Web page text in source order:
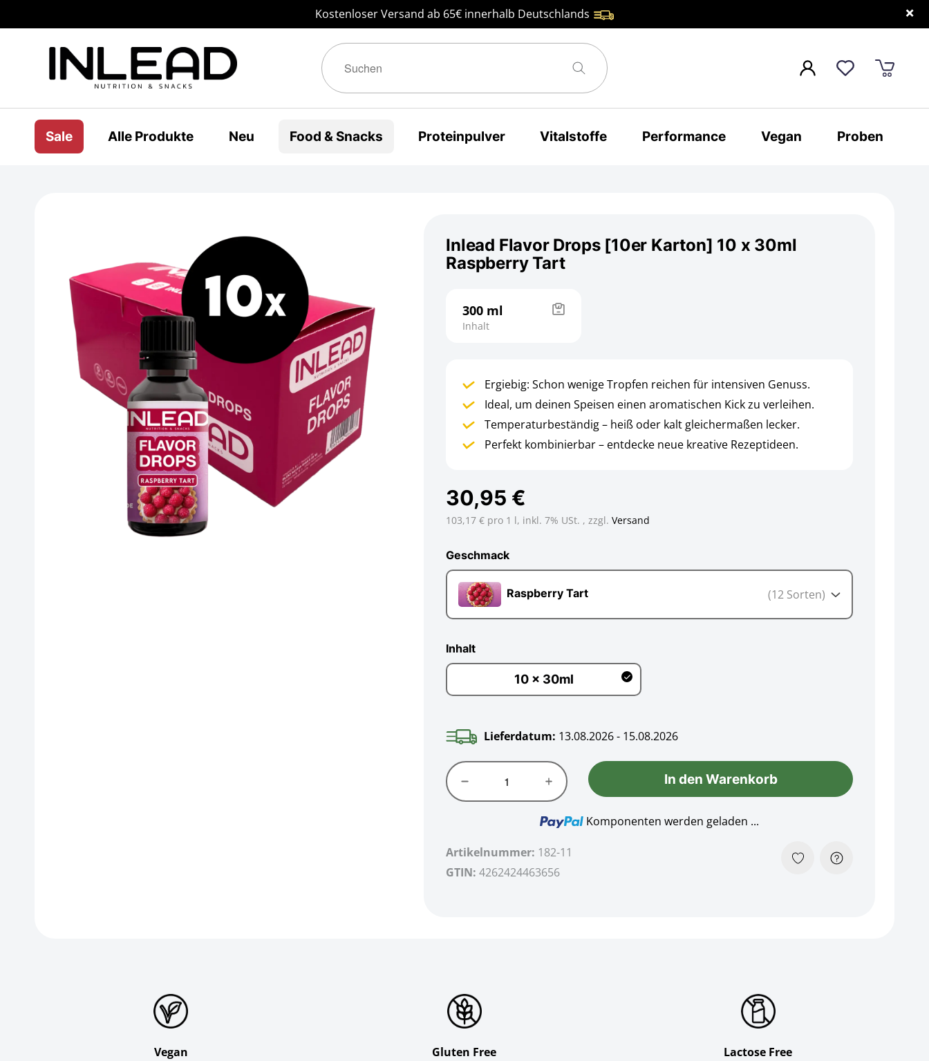
Kostenloser Versand ab 65€ innerhalb Deutschlands ×
Sale Alle Produkte Neu Food & Snacks Proteinpulver Vitalstoffe Performance Vegan Proben
Inlead Flavor Drops [10er Karton] 10 x 30ml
Raspberry Tart
300 ml
Inhalt
Ergiebig: Schon wenige Tropfen reichen für intensiven Genuss.
Ideal, um deinen Speisen einen aromatischen Kick zu verleihen.
Temperaturbeständig – heiß oder kalt gleichermaßen lecker.
Perfekt kombinierbar – entdecke neue kreative Rezeptideen.
30,95 €
103,17 € pro 1 l, inkl. 7% USt. , zzgl.Versand
Geschmack
(12 Sorten)
Geschmack
Raspberry Tart
Inhalt
10 x 30ml10 x 30ml
Lieferdatum: 13.08.2026 - 15.08.2026
In den Warenkorb
Loading...
Komponenten werden geladen ...
Artikelnummer: 182-11
GTIN:4262424463656
Vegan Gluten Free Lactose Free